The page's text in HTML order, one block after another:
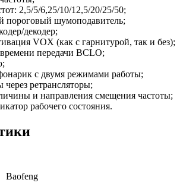
2,5/5/6,25/10/12,5/20/25/50;
пороговый шумоподавитель;
декодер;
VOX (как с гарнитурой, так и без);
передачи BCLO;
с двумя режимами работы;
ретрансляторы;
и направления смещения частоты;
рабочего состояния.
Baofeng